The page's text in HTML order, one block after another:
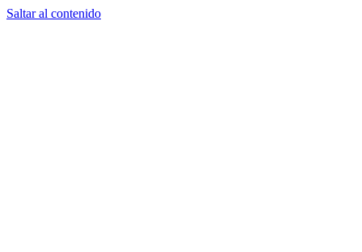
Saltar al contenido